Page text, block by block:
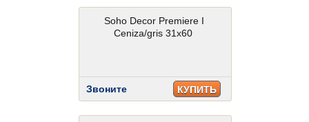
Soho Decor Premiere I
Ceniza/gris 31x60
Звоните КУПИТЬ